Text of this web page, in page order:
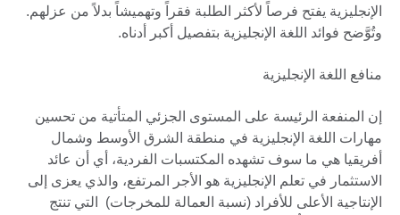
الإنجليزية يفتح فرصاً لأكثر الطلبة فقراً وتهميشاً بدلاً من عزلهم.
وتُوَّضح فوائد اللغة الإنجليزية بتفصيل أكبر أدناه.
منافع اللغة الإنجليزية
إن المنفعة الرئيسة على المستوى الجزئي المتأتية من تحسين
مهارات اللغة الإنجليزية في منطقة الشرق الأوسط وشمال
أفريقيا هي ما سوف تشهده المكتسبات الفردية، أي أن عائد
الاستثمار في تعلم الإنجليزية هو الأجر المرتفع، والذي يعزى إلى
الإنتاجية الأعلى للأفراد (نسبة العمالة للمخرجات) التي تنتج